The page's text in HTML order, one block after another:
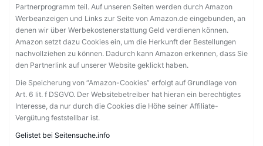
Partnerprogramm teil. Auf unseren Seiten werden durch Amazon
Werbeanzeigen und Links zur Seite von Amazon.de eingebunden, an
denen wir über Werbekostenerstattung Geld verdienen können.
Amazon setzt dazu Cookies ein, um die Herkunft der Bestellungen
nachvollziehen zu können. Dadurch kann Amazon erkennen, dass Sie
den Partnerlink auf unserer Website geklickt haben.
Die Speicherung von “Amazon-Cookies” erfolgt auf Grundlage von
Art. 6 lit. f DSGVO. Der Websitebetreiber hat hieran ein berechtigtes
Interesse, da nur durch die Cookies die Höhe seiner Affiliate-
Vergütung feststellbar ist.
Gelistet bei Seitensuche.info